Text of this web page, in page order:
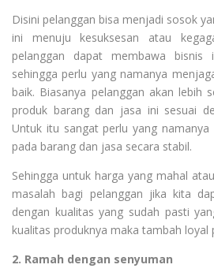
Disini pelanggan bisa menjadi sosok
ini menuju kesuksesan atau
pelanggan dapat membawa bisnis
sehingga perlu yang namanya
baik. Biasanya pelanggan akan lebih
produk barang dan jasa ini sesuai
Untuk itu sangat perlu yang
pada barang dan jasa secara stabil.
Sehingga untuk harga yang mahal
masalah bagi pelanggan jika kita
dengan kualitas yang sudah pasti
kualitas produknya maka tambah loyal
2. Ramah dengan senyuman